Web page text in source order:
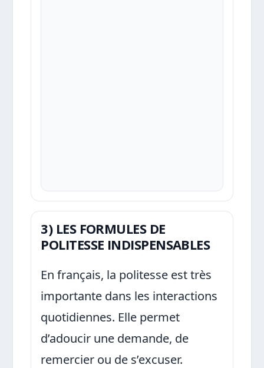
3) LES FORMULES DE
POLITESSE INDISPENSABLES
En français, la politesse est très
importante dans les interactions
quotidiennes. Elle permet
d’adoucir une demande, de
remercier ou de s’excuser.